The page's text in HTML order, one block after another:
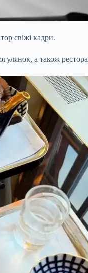
свіжі кадри.
а також